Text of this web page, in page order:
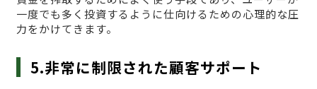
一度でも多く投資するように仕向けるための心理的な圧
力をかけてきます。
5.非常に制限された顧客サポート